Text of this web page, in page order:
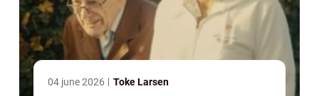
04 june 2026 Toke Larsen